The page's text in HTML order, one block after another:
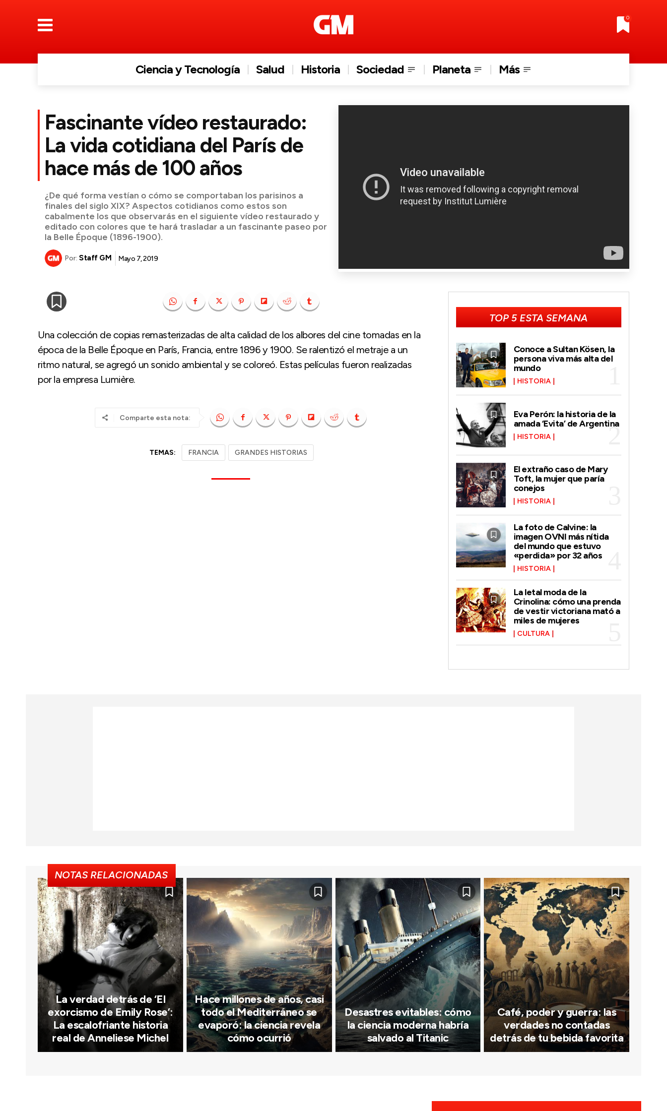
0
Ciencia y Tecnología Salud Historia Sociedad Planeta Más
Fascinante vídeo restaurado:
La vida cotidiana del París de
hace más de 100 años
¿De qué forma vestían o cómo se comportaban los parisinos a
finales del siglo XIX? Aspectos cotidianos como estos son
cabalmente los que observarás en el siguiente vídeo restaurado y
editado con colores que te hará trasladar a un fascinante paseo por
la Belle Époque (1896-1900).
Por: Staff GM Mayo 7, 2019
Una colección de copias remasterizadas de alta calidad de los albores del cine tomadas en la
época de la Belle Époque en París, Francia, entre 1896 y 1900. Se ralentizó el metraje a un
ritmo natural, se agregó un sonido ambiental y se coloreó. Estas películas fueron realizadas
por la empresa Lumière.
Comparte esta nota:
TEMAS: FRANCIA GRANDES HISTORIAS
TOP 5 ESTA SEMANA
Conoce a Sultan Kösen, la
persona viva más alta del
mundo
HISTORIA
Eva Perón: la historia de la
amada ‘Evita’ de Argentina
HISTORIA
El extraño caso de Mary
Toft, la mujer que paría
conejos
HISTORIA
La foto de Calvine: la
imagen OVNI más nítida
del mundo que estuvo
«perdida» por 32 años
HISTORIA
La letal moda de la
Crinolina: cómo una prenda
de vestir victoriana mató a
miles de mujeres
CULTURA
NOTAS RELACIONADAS
La verdad detrás de ‘El
exorcismo de Emily Rose’:
La escalofriante historia
real de Anneliese Michel
Hace millones de años, casi
todo el Mediterráneo se
evaporó: la ciencia revela
cómo ocurrió
Desastres evitables: cómo
la ciencia moderna habría
salvado al Titanic
Café, poder y guerra: las
verdades no contadas
detrás de tu bebida favorita